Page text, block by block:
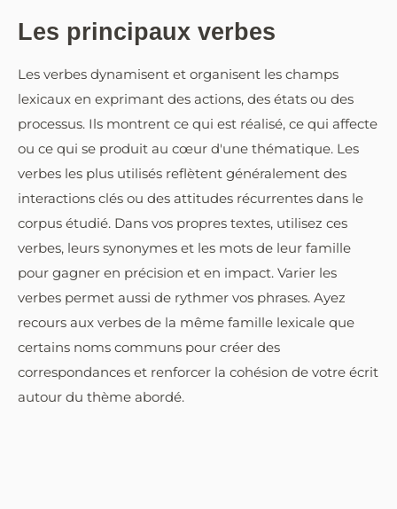
Les principaux verbes
Les verbes dynamisent et organisent les champs
lexicaux en exprimant des actions, des états ou des
processus. Ils montrent ce qui est réalisé, ce qui affecte
ou ce qui se produit au cœur d'une thématique. Les
verbes les plus utilisés reflètent généralement des
interactions clés ou des attitudes récurrentes dans le
corpus étudié. Dans vos propres textes, utilisez ces
verbes, leurs synonymes et les mots de leur famille
pour gagner en précision et en impact. Varier les
verbes permet aussi de rythmer vos phrases. Ayez
recours aux verbes de la même famille lexicale que
certains noms communs pour créer des
correspondances et renforcer la cohésion de votre écrit
autour du thème abordé.